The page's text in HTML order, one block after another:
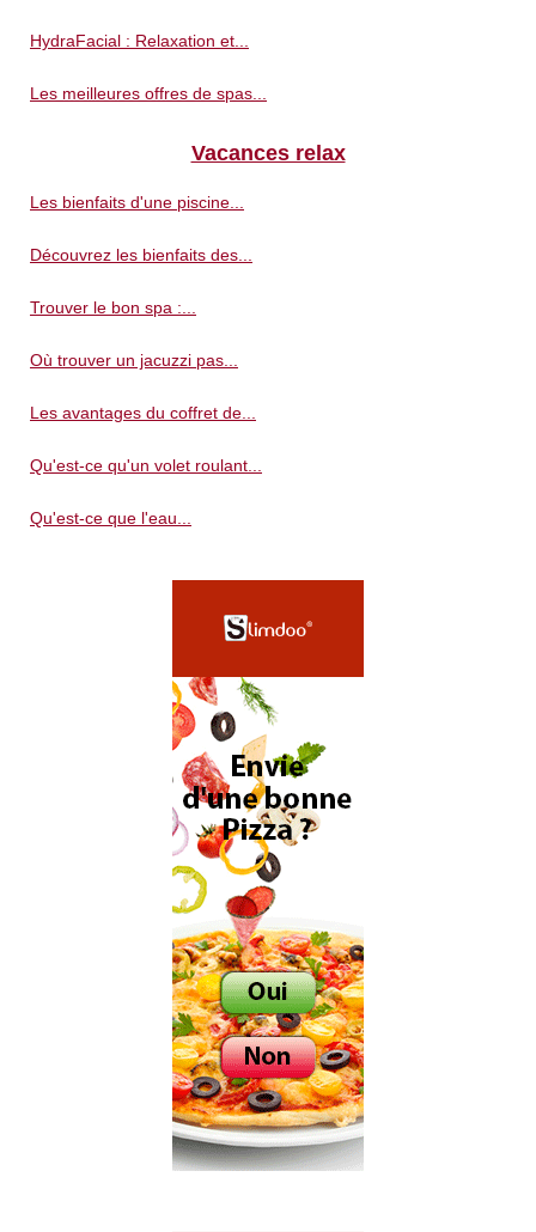
HydraFacial : Relaxation et...
Les meilleures offres de spas...
Vacances relax
Les bienfaits d'une piscine...
Découvrez les bienfaits des...
Trouver le bon spa :...
Où trouver un jacuzzi pas...
Les avantages du coffret de...
Qu'est-ce qu'un volet roulant...
Qu'est-ce que l'eau...